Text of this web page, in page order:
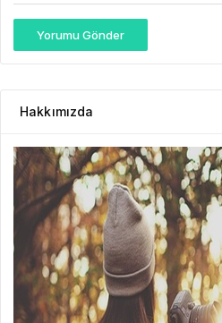
Yorumu Gönder
Hakkımızda